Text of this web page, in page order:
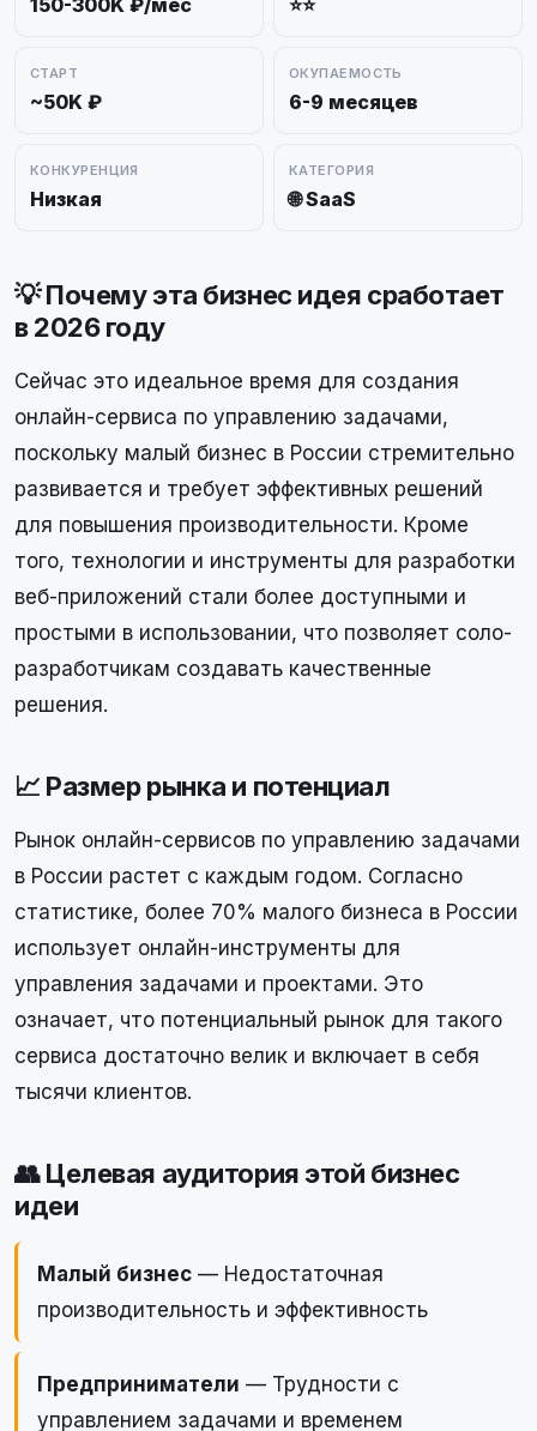
150-300K ₽/мес ⭐⭐
СТАРТ
~50K ₽
ОКУПАЕМОСТЬ
6-9 месяцев
КОНКУРЕНЦИЯ
Низкая
КАТЕГОРИЯ
🌐 SaaS
💡 Почему эта бизнес идея сработает
в 2026 году
Сейчас это идеальное время для создания
онлайн-сервиса по управлению задачами,
поскольку малый бизнес в России стремительно
развивается и требует эффективных решений
для повышения производительности. Кроме
того, технологии и инструменты для разработки
веб-приложений стали более доступными и
простыми в использовании, что позволяет соло-
разработчикам создавать качественные
решения.
📈 Размер рынка и потенциал
Рынок онлайн-сервисов по управлению задачами
в России растет с каждым годом. Согласно
статистике, более 70% малого бизнеса в России
использует онлайн-инструменты для
управления задачами и проектами. Это
означает, что потенциальный рынок для такого
сервиса достаточно велик и включает в себя
тысячи клиентов.
👥 Целевая аудитория этой бизнес
идеи
Малый бизнес — Недостаточная
производительность и эффективность
Предприниматели — Трудности с
управлением задачами и временем